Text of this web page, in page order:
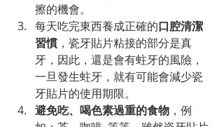
擦的機會。
每天吃完東西養成正確的口腔清潔
習慣 ，瓷牙貼片粘接的部分是真
牙，因此，還是會有蛀牙的風險，
一旦發生蛀牙，就有可能會減少瓷
牙貼片的使用期限。
避免吃、喝色素過重的食物 ，例